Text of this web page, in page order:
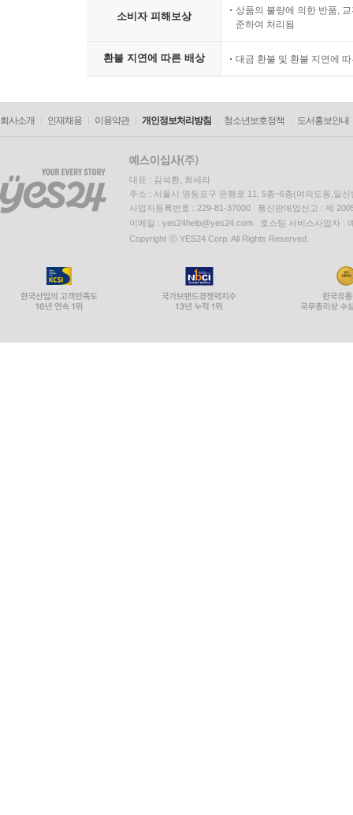
소비자 피해보상
상품의 불량에 의한 반품,
준하여 처리됨
환불 지연에 따른 배상 대금 환불 및 환불 지연에
회사소개 인재채용 이용약관 개인정보처리방침 청소년보호정책 도서홍보안내
대표 : 김석환, 최세라
주소 : 서울시 영등포구 은행로 11, 5층~6층(여의도동,일신
사업자등록번호 : 229-81-37000 통신판매업신고 : 제
이메일 : yes24help@yes24.com 호스팅 서비스사업자 :
Copyright ⓒ YES24 Corp. All Rights Reserved.